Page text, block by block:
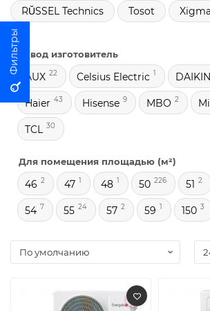
RŬSSEL Technics
Tosot Xigma
Завод изготовитель
AUX 22 Celsius Electric 1 DAIKIN
Haier 43 Hisense 9 MBO 2
TCL 30
Для помещения площадью (м²)
46 2 47 1 48 1 50 226 51 2
54 7 55 24 57 2 59 1 150 3